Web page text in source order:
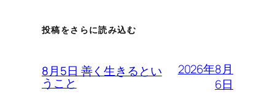
投稿をさらに読み込む
8月5日 善く生きるとい
うこと
2026年8月
6日